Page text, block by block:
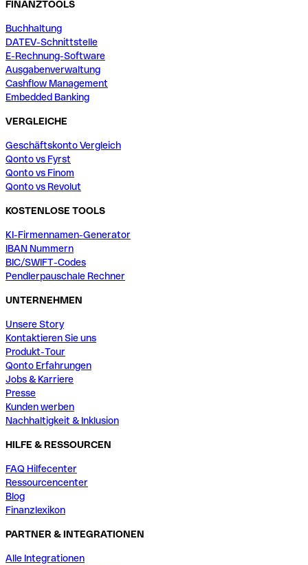
FINANZTOOLS
Buchhaltung
DATEV-Schnittstelle
E-Rechnung-Software
Ausgabenverwaltung
Cashflow Management
Embedded Banking
VERGLEICHE
Geschäftskonto Vergleich
Qonto vs Fyrst
Qonto vs Finom
Qonto vs Revolut
KOSTENLOSE TOOLS
KI-Firmennamen-Generator
IBAN Nummern
BIC/SWIFT-Codes
Pendlerpauschale Rechner
UNTERNEHMEN
Unsere Story
Kontaktieren Sie uns
Produkt-Tour
Qonto Erfahrungen
Jobs & Karriere
Presse
Kunden werben
Nachhaltigkeit & Inklusion
HILFE & RESSOURCEN
FAQ Hilfecenter
Ressourcencenter
Blog
Finanzlexikon
PARTNER & INTEGRATIONEN
Alle Integrationen